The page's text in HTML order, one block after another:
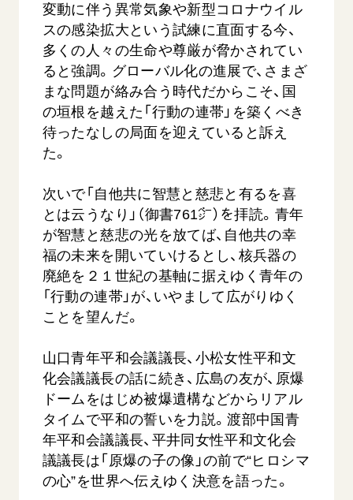
変動に伴う異常気象や新型コロナウイル
スの感染拡大という試練に直面する今、
多くの人々の生命や尊厳が脅かされてい
ると強調。グローバル化の進展で、さまざ
まな問題が絡み合う時代だからこそ、国
の垣根を越えた「行動の連帯」を築くべき
待ったなしの局面を迎えていると訴え
た。
次いで「自他共に智慧と慈悲と有るを喜
とは云うなり」（御書761㌻）を拝読。青年
が智慧と慈悲の光を放てば、自他共の幸
福の未来を開いていけるとし、核兵器の
廃絶を２１世紀の基軸に据えゆく青年の
「行動の連帯」が、いやまして広がりゆく
ことを望んだ。
山口青年平和会議議長、小松女性平和文
化会議議長の話に続き、広島の友が、原爆
ドームをはじめ被爆遺構などからリアル
タイムで平和の誓いを力説。渡部中国青
年平和会議議長、平井同女性平和文化会
議議長は「原爆の子の像」の前で“ヒロシマ
の心”を世界へ伝えゆく決意を語った。